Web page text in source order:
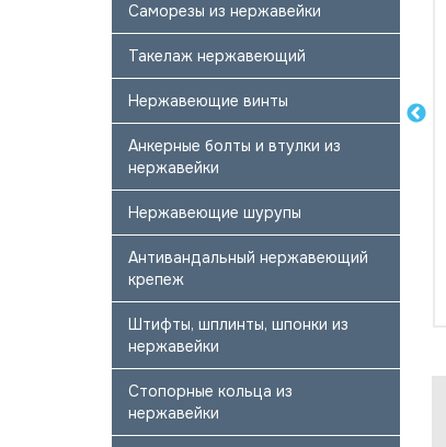
Саморезы из нержавейки
Такелаж нержавеющий
Нержавеющие винты
Анкерные болты и втулки из
нержавейки
Нержавеющие шурупы
Антивандальный нержавеющий
крепеж
Штифты, шплинты, шпонки из
нержавейки
Стопорные кольца из
нержавейки